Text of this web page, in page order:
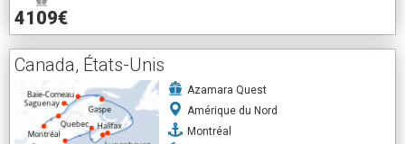
4109€
Canada, États-Unis
Azamara Quest
Amérique du Nord
Montréal